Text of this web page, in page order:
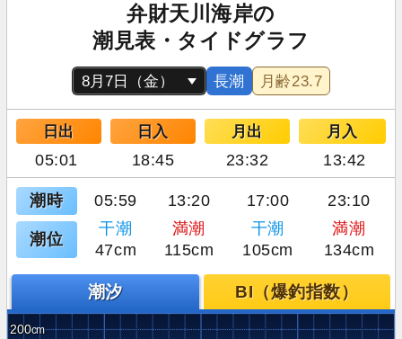
弁財天川海岸の
潮見表・タイドグラフ
長潮 月齢23.7
日出 日入 月出 月入
05:01 18:45 23:32 13:42
潮時 05:59 13:20 17:00 23:10
潮位
干潮 満潮 干潮
満潮
47cm
115cm 105cm 134cm
潮汐 BI（爆釣指数）
200